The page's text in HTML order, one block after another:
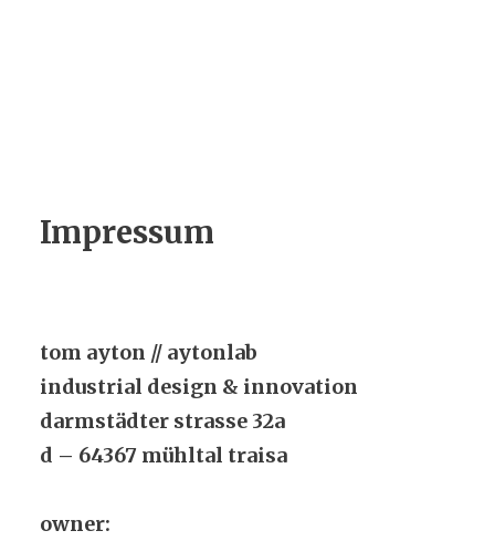
CONTACTImpressum
tom ayton // aytonlab
industrial design & innovation
darmstädter strasse 32a
d – 64367 mühltal traisa
owner: